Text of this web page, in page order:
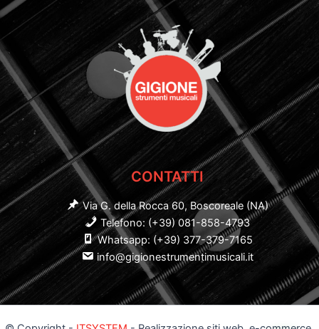
CONTATTI
Via G. della Rocca 60, Boscoreale (NA)
Telefono: (+39) 081-858-4793
Whatsapp: (+39) 377-379-7165
info@gigionestrumentimusicali.it